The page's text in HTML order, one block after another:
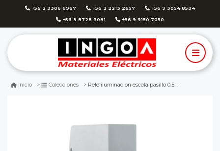
+56 2 3306 6967 +56 2 2213 2657 +56 9 3054 8534
+56 9 8728 3081 +56 9 9150 7050
Inicio Colecciones Rele iluminacion escala pasillo 0.5-20min 16a - lexo